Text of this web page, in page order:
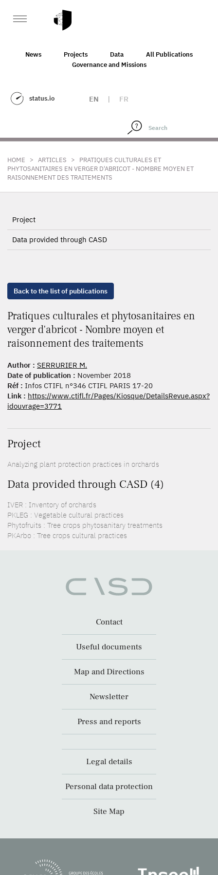
News Projects Data
All Publications
Governance and Missions
status.io EN | FR
HOME > ARTICLES >
PRATIQUES CULTURALES ET
PHYTOSANITAIRES EN VERGER D'ABRICOT - NOMBRE MOYEN ET
RAISONNEMENT DES TRAITEMENTS
Project
Data provided through CASD
Back to the list of publications
Pratiques culturales et phytosanitaires en
verger d'abricot - Nombre moyen et
raisonnement des traitements
Author : SERRURIER M.
Date of publication : November 2018
Réf : Infos CTIFL n°346 CTIFL PARIS 17-20
Link : https://www.ctifl.fr/Pages/Kiosque/DetailsRevue.aspx?
idouvrage=3771
Project
Analyzing plant protection practices in orchards
Data provided through CASD (4)
IVER : Inventory of orchards
PKLEG : Vegetable cultural practices
Phytofruits : Tree crops phytosanitary treatments
PKArbo : Tree crops cultural practices
Contact
Useful documents
Map and Directions
Newsletter
Press and reports
Legal details
Personal data protection
Site Map